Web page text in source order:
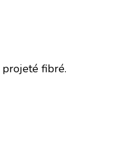
projeté fibré.